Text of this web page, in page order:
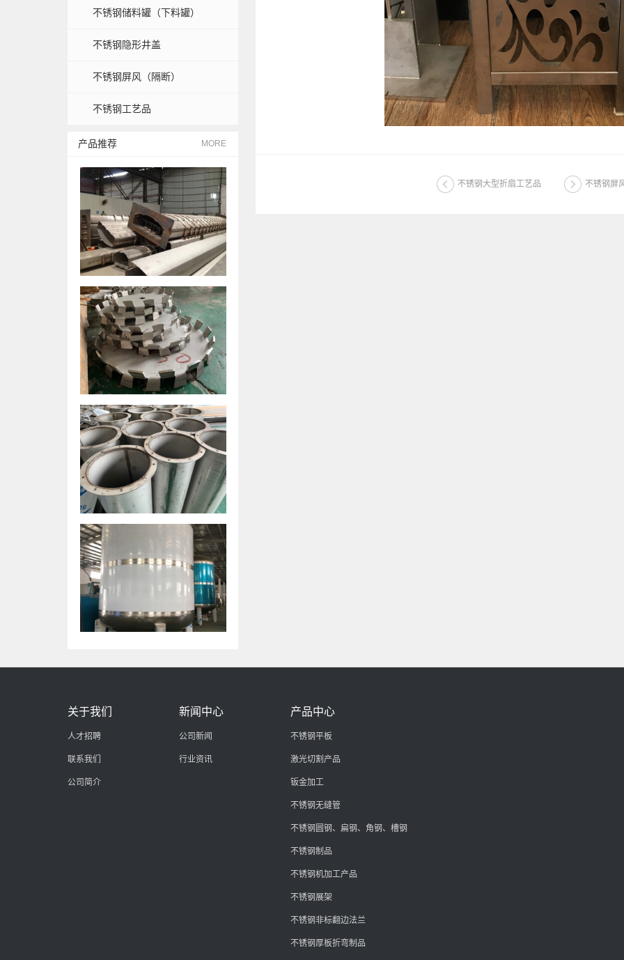
不锈钢储料罐（下料罐）
不锈钢隐形井盖
不锈钢屏风（隔断）
不锈钢工艺品
产品推荐 MORE
不锈钢大型折扇工艺品 不锈钢屏
关于我们
人才招聘
联系我们
公司简介
新闻中心
公司新闻
行业资讯
产品中心
不锈钢平板
激光切割产品
钣金加工
不锈钢无缝管
不锈钢圆钢、扁钢、角钢、槽钢
不锈钢制品
不锈钢机加工产品
不锈钢展架
不锈钢非标翻边法兰
不锈钢厚板折弯制品